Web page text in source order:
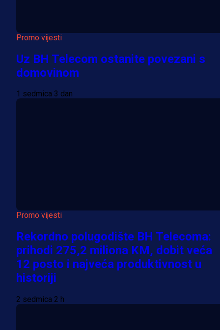
Promo vijesti
Uz BH Telecom ostanite povezani s
domovinom
1 sedmica 3 dan
Promo vijesti
Rekordno polugodište BH Telecoma:
prihodi 275,2 miliona KM, dobit veća
12 posto i najveća produktivnost u
historiji
2 sedmica 2 h